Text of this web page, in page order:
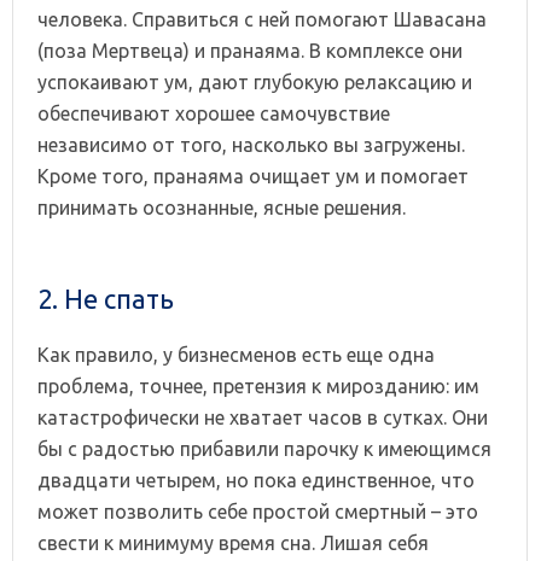
человека. Справиться с ней помогают Шавасана
(поза Мертвеца) и пранаяма. В комплексе они
успокаивают ум, дают глубокую релаксацию и
обеспечивают хорошее самочувствие
независимо от того, насколько вы загружены.
Кроме того, пранаяма очищает ум и помогает
принимать осознанные, ясные решения.
2. Не спать
Как правило, у бизнесменов есть еще одна
проблема, точнее, претензия к мирозданию: им
катастрофически не хватает часов в сутках. Они
бы с радостью прибавили парочку к имеющимся
двадцати четырем, но пока единственное, что
может позволить себе простой смертный – это
свести к минимуму время сна. Лишая себя